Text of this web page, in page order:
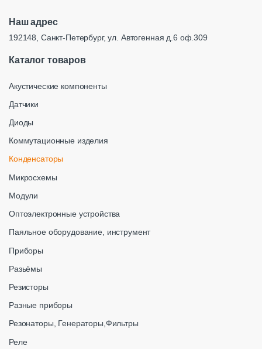
Наш адрес
192148, Санкт-Петербург, ул. Автогенная д.6 оф.309
Каталог товаров
Акустические компоненты
Датчики
Диоды
Коммутационные изделия
Конденсаторы
Микросхемы
Модули
Оптоэлектронные устройства
Паяльное оборудование, инструмент
Приборы
Разьёмы
Резисторы
Разные приборы
Резонаторы, Генераторы,Фильтры
Реле